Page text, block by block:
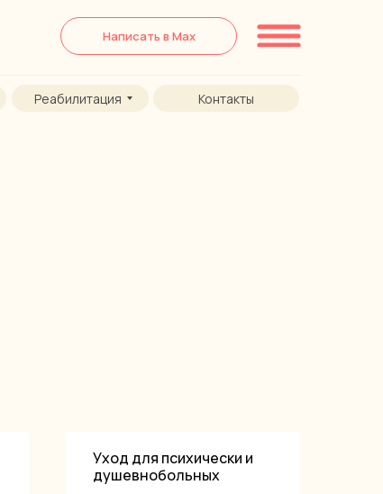
Написать в Max
Реабилитация Контакты
Уход для психически и
душевнобольных